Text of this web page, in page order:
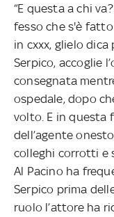
“E questa a chi
fesso che s'è
in cxxx, glielo dica
Serpico, accoglie
consegnata
ospedale, dopo
volto. E in questa
dell’agente
colleghi corrotti e
Al Pacino ha
Serpico prima
ruolo l’attore ha